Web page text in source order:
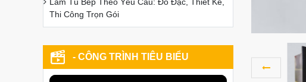
Thi Công Trọn Gói
- CÔNG TRÌNH TIÊU BIỂU